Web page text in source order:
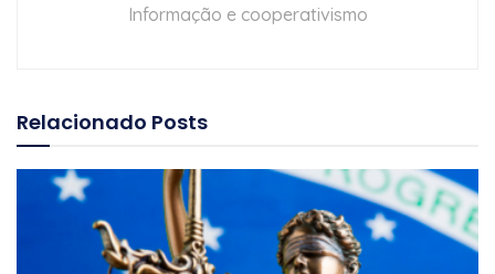
Informação e cooperativismo
Relacionado Posts